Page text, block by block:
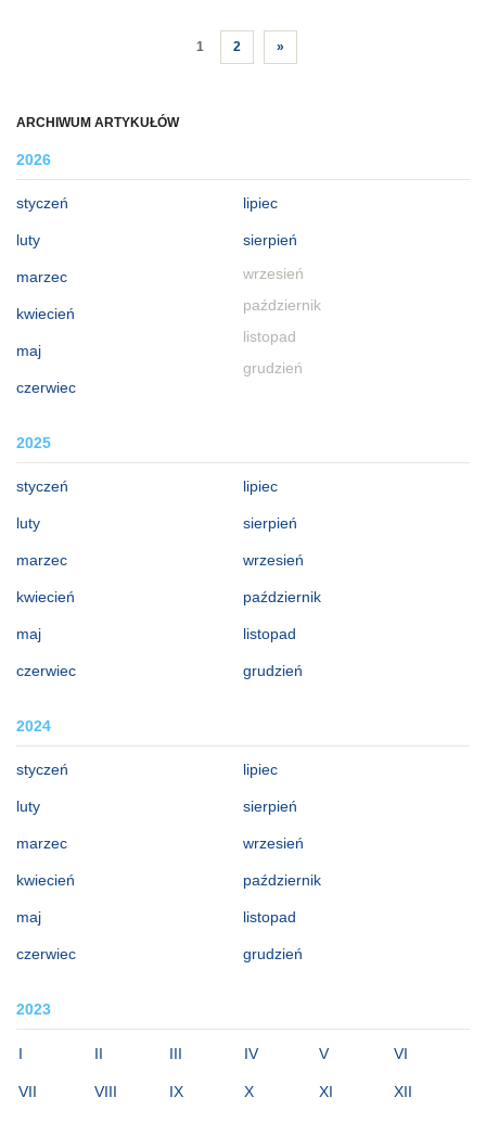
ARCHIWUM ARTYKUŁÓW
2026
styczeń
luty
marzec
kwiecień
maj
czerwiec
lipiec
sierpień
wrzesień
październik
listopad
grudzień
2025
styczeń
luty
marzec
kwiecień
maj
czerwiec
lipiec
sierpień
wrzesień
październik
listopad
grudzień
2024
styczeń
luty
marzec
kwiecień
maj
czerwiec
lipiec
sierpień
wrzesień
październik
listopad
grudzień
2023
I II III IV V VI
VII VIII IX X XI XII
1 2 »